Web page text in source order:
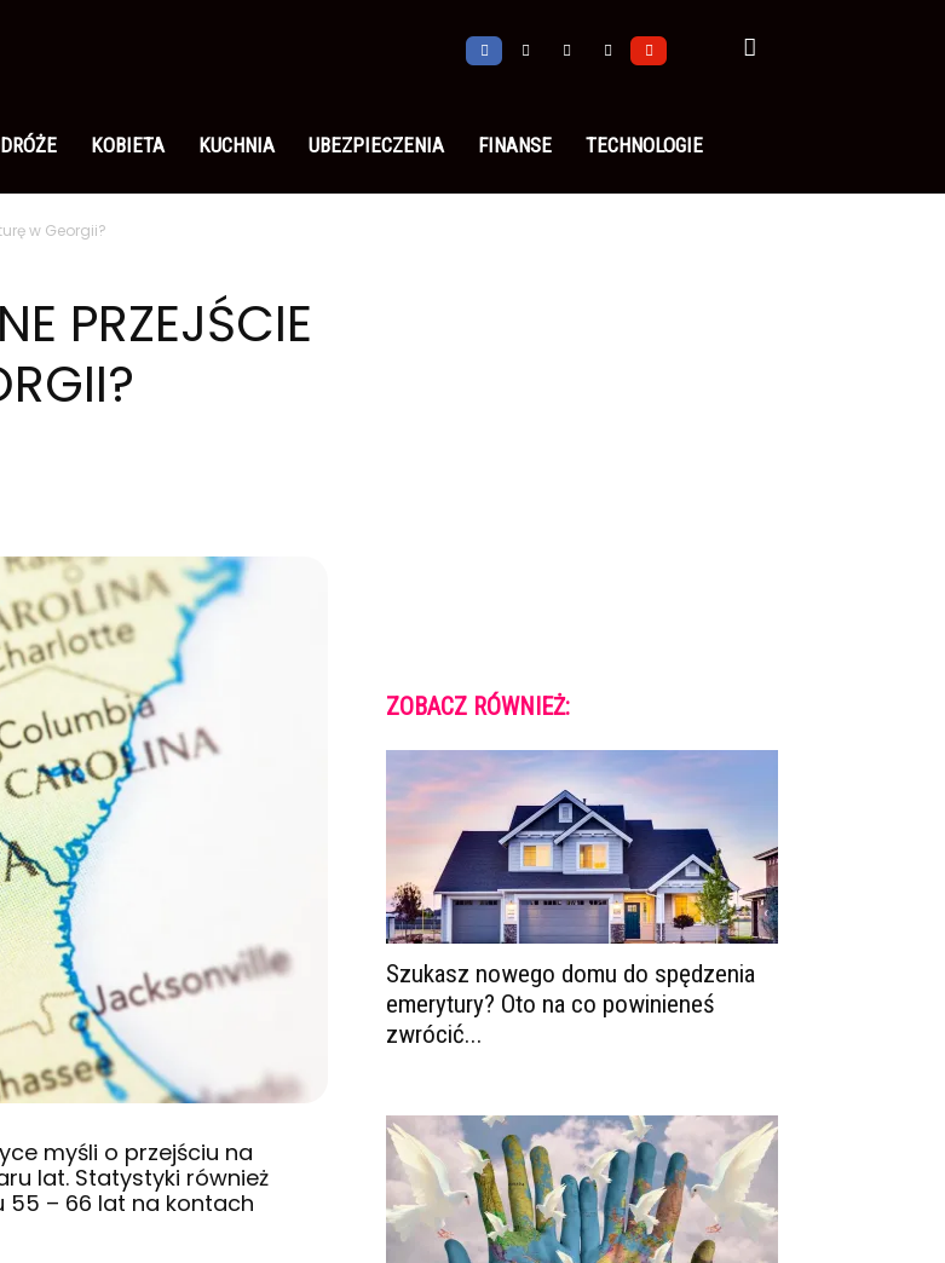
KOBIETA KUCHNIA UBEZPIECZENIA FINANSE TECHNOLOGIE
w Georgii?
PRZEJŚCIE
myśli o przejściu na
lat. Statystyki również
55 – 66 lat na kontach
ZOBACZ RÓWNIEŻ:
Szukasz nowego domu do spędzenia
emerytury? Oto na co powinieneś
zwrócić...